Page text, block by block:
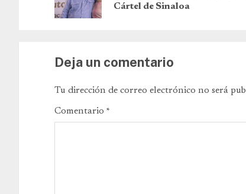
Cártel de Sinaloa
Deja un comentario
Tu dirección de correo electrónico no será
Comentario *